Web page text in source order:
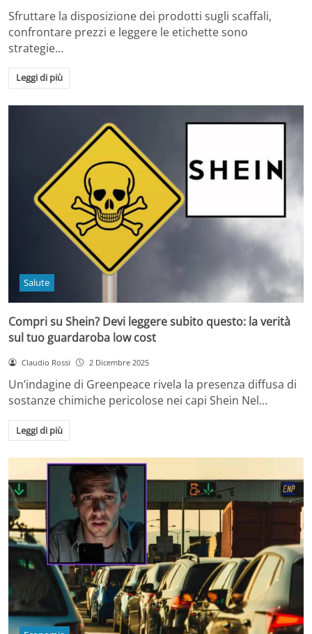
Sfruttare la disposizione dei prodotti sugli scaffali,
confrontare prezzi e leggere le etichette sono
strategie…
Leggi di più
Salute
Compri su Shein? Devi leggere subito questo: la verità
sul tuo guardaroba low cost
Claudio Rossi 2 Dicembre 2025
Un’indagine di Greenpeace rivela la presenza diffusa di
sostanze chimiche pericolose nei capi Shein Nel…
Leggi di più